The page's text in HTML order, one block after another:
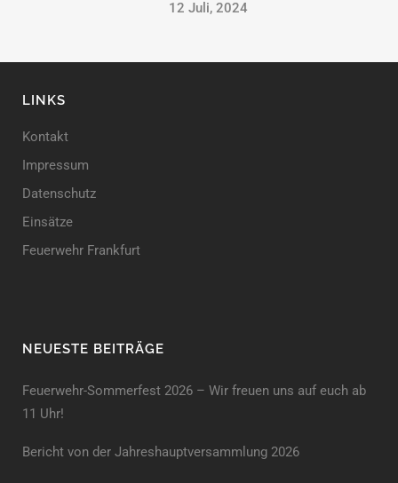
12 Juli, 2024
LINKS
Kontakt
Impressum
Datenschutz
Einsätze
Feuerwehr Frankfurt
NEUESTE BEITRÄGE
Feuerwehr-Sommerfest 2026 – Wir freuen uns auf euch ab
11 Uhr!
Bericht von der Jahreshauptversammlung 2026